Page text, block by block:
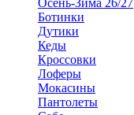
Осень-Зима 26/27
Ботинки
Дутики
Кеды
Кроссовки
Лоферы
Мокасины
Пантолеты